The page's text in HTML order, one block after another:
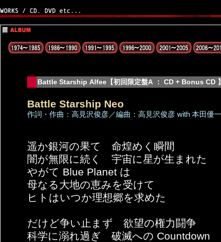
Battle Starship Alfee【初回限定盤A ： CD + Bonus CD
Battle Starship Neo
作詞・作曲：高見沢俊彦／編曲：高見沢俊彦 with 本田優
遥か銀河の果て 命煌めく瞬間
闇が無限に続く 宇宙に星が生まれた
やがて Blue Planet は
母なる大地の恵みを受けて
ヒトはいつか理想郷を求めた
だけど争い止まず 欲望の権力闘争
科学に溺れ過ぎ 破滅への Countdown